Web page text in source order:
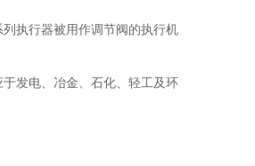
执行器被用作调节阀的执行机
发电、冶金、石化、轻工及环